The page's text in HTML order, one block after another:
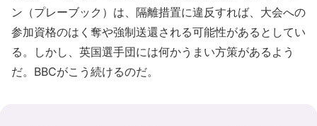
ン（プレーブック）は、隔離措置に違反すれば、大会への
参加資格のはく奪や強制送還される可能性があるとしてい
る。しかし、英国選手団には何かうまい方策があるよう
だ。BBCがこう続けるのだ。